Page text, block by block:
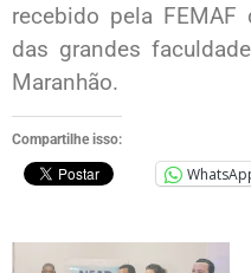
recebido pela
das grandes
Maranhão.
Compartilhe isso: